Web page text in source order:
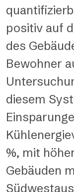
positiv auf
des
Bewohner
diesem
%, mit
Gebäuden